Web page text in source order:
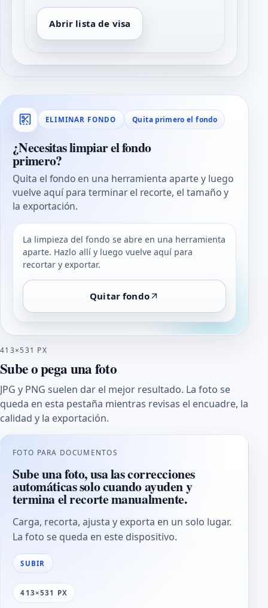
Abrir lista de visa
ELIMINAR FONDO Quita primero el fondo
¿Necesitas limpiar el fondo
primero?
Quita el fondo en una herramienta aparte y luego
vuelve aquí para terminar el recorte, el tamaño y
la exportación.
La limpieza del fondo se abre en una herramienta
aparte. Hazlo allí y luego vuelve aquí para
recortar y exportar.
Quitar fondo
413×531 PX
Sube o pega una foto
JPG y PNG suelen dar el mejor resultado. La foto se
queda en esta pestaña mientras revisas el encuadre, la
calidad y la exportación.
FOTO PARA DOCUMENTOS
Sube una foto, usa las correcciones
automáticas solo cuando ayuden y
termina el recorte manualmente.
Carga, recorta, ajusta y exporta en un solo lugar.
La foto se queda en este dispositivo.
SUBIR
413×531 PX